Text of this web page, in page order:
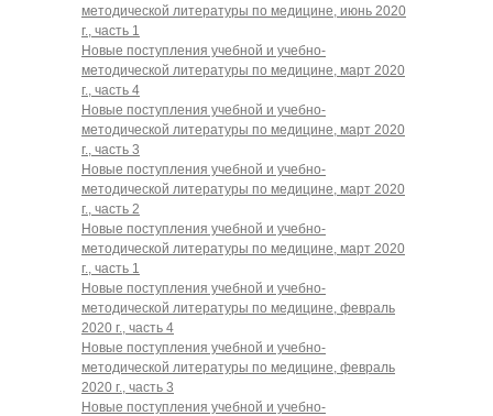
методической литературы по медицине, июнь 2020
г., часть 1
Новые поступления учебной и учебно-
методической литературы по медицине, март 2020
г., часть 4
Новые поступления учебной и учебно-
методической литературы по медицине, март 2020
г., часть 3
Новые поступления учебной и учебно-
методической литературы по медицине, март 2020
г., часть 2
Новые поступления учебной и учебно-
методической литературы по медицине, март 2020
г., часть 1
Новые поступления учебной и учебно-
методической литературы по медицине, февраль
2020 г., часть 4
Новые поступления учебной и учебно-
методической литературы по медицине, февраль
2020 г., часть 3
Новые поступления учебной и учебно-